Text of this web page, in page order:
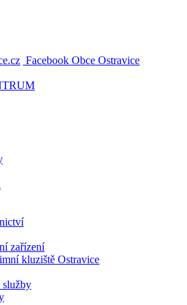
Facebook Obce Ostravice
zařízení
kluziště Ostravice
služby